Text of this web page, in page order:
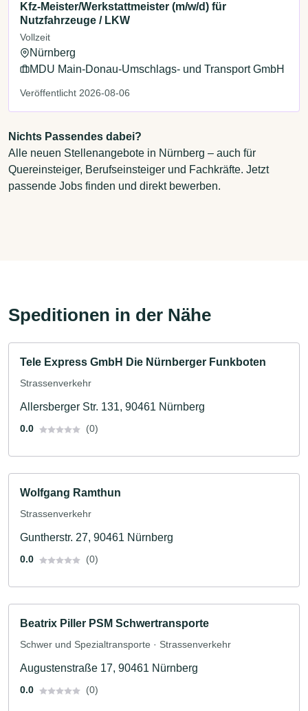
Kfz-Meister/Werkstattmeister (m/w/d) für
Nutzfahrzeuge / LKW
Vollzeit
Nürnberg
MDU Main-Donau-Umschlags- und Transport GmbH
Veröffentlicht 2026-08-06
Nichts Passendes dabei?
Alle neuen Stellenangebote in Nürnberg – auch für
Quereinsteiger, Berufseinsteiger und Fachkräfte. Jetzt
passende Jobs finden und direkt bewerben.
Speditionen in der Nähe
Tele Express GmbH Die Nürnberger Funkboten
Strassenverkehr
Allersberger Str. 131, 90461 Nürnberg
0.0 (0)
Wolfgang Ramthun
Strassenverkehr
Guntherstr. 27, 90461 Nürnberg
0.0 (0)
Beatrix Piller PSM Schwertransporte
Schwer und Spezialtransporte · Strassenverkehr
Augustenstraße 17, 90461 Nürnberg
0.0 (0)